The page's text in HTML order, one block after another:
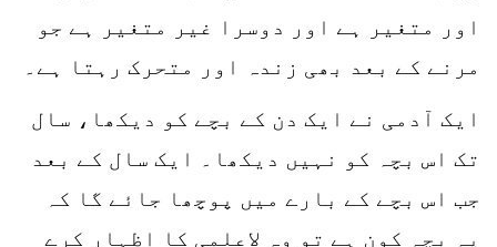
اور متغیر ہے اور دوسرا غیر متغیر ہے جو
مرنے کے بعد بھی زندہ اور متحرک رہتا ہے۔
ایک آدمی نے ایک دن کے بچے کو دیکھا، سال
تک اس بچہ کو نہیں دیکھا۔ ایک سال کے بعد
جب اس بچے کے بارے میں پوچھا جائے گا کہ
یہ بچہ کون ہے تو وہ لاعلمی کا اظہار کرے